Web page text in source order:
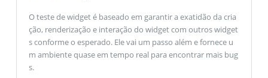
O teste de widget é baseado em garantir a exatidão da cria
ção, renderização e interação do widget com outros widget
s conforme o esperado. Ele vai um passo além e fornece u
m ambiente quase em tempo real para encontrar mais bug
s.